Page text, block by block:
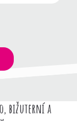
bižuterní a